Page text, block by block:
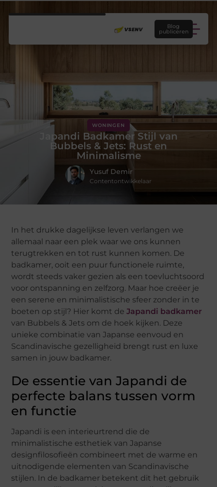
Blog
publiceren
WONINGEN
Japandi Badkamer Stijl van
Bubbels & Jets: Rust en
Minimalisme
Yusuf Demir
Contentontwikkelaar
In het drukke dagelijkse leven verlangen we
allemaal naar een plek waar we ons kunnen
terugtrekken en tot rust kunnen komen. De
badkamer, ooit een puur functionele ruimte,
wordt steeds vaker gezien als een toevluchtsoord
voor ontspanning en zelfzorg. Maar hoe creëer je
een serene en minimalistische sfeer zonder in te
boeten op stijl? Hier komt de Japandi badkamer
van Bubbels & Jets om de hoek kijken. Deze
unieke combinatie van Japanse eenvoud en
Scandinavische gezelligheid brengt rust en luxe
samen in jouw badkamer.
De essentie van Japandi de
perfecte balans tussen vorm
en functie
Japandi is een interieurtrend die de
minimalistische esthetiek van Japanse
designfilosofieën combineert met de warme en
uitnodigende elementen van Scandinavische
stijlen. In de badkamer betekent dit het gebruik